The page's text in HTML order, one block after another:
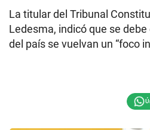
La titular del Tribunal
Ledesma, indicó que se
del país se vuelvan un “foco